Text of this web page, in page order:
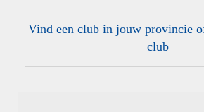
Vind een club in jouw provincie
club